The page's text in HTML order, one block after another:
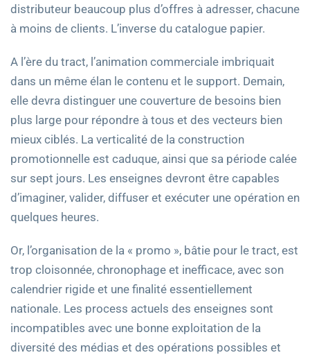
distributeur beaucoup plus d’offres à adresser, chacune
à moins de clients. L’inverse du catalogue papier.
A l’ère du tract, l’animation commerciale imbriquait
dans un même élan le contenu et le support. Demain,
elle devra distinguer une couverture de besoins bien
plus large pour répondre à tous et des vecteurs bien
mieux ciblés. La verticalité de la construction
promotionnelle est caduque, ainsi que sa période calée
sur sept jours. Les enseignes devront être capables
d’imaginer, valider, diffuser et exécuter une opération en
quelques heures.
Or, l’organisation de la « promo », bâtie pour le tract, est
trop cloisonnée, chronophage et inefficace, avec son
calendrier rigide et une finalité essentiellement
nationale. Les process actuels des enseignes sont
incompatibles avec une bonne exploitation de la
diversité des médias et des opérations possibles et